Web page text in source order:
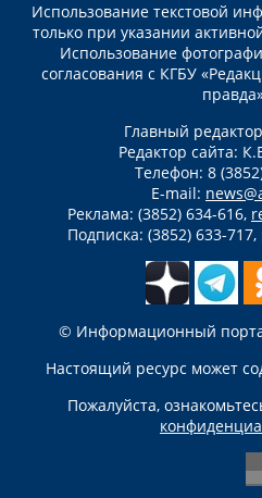
Использование текстовой
только при указании
Использование
согласования с КГБУ
Главный
Редактор сайта:
Телефон: 8
E-mail:
Реклама: (3852) 634-616,
Подписка: (3852) 633-717,
© Информационный
Настоящий ресурс может
Пожалуйста,